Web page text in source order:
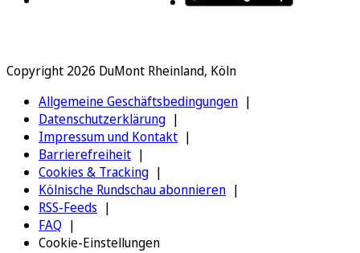
Copyright 2026 DuMont Rheinland, Köln
Allgemeine Geschäftsbedingungen
Datenschutzerklärung
Impressum und Kontakt
Barrierefreiheit
Cookies & Tracking
Kölnische Rundschau abonnieren
RSS-Feeds
FAQ
Cookie-Einstellungen